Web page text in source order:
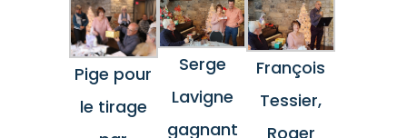
Pige pour
le tirage
Serge
Lavigne
gagnant
François
Tessier,
Roger